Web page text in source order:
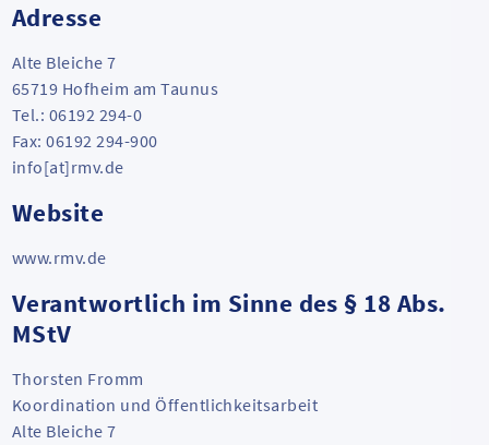
Adresse
Alte Bleiche 7
65719 Hofheim am Taunus
Tel.: 06192 294-0
Fax: 06192 294-900
info[at]rmv.de
Website
www.rmv.de
Verantwortlich im Sinne des § 18 Abs. 2
MStV
Thorsten Fromm
Koordination und Öffentlichkeitsarbeit
Alte Bleiche 7